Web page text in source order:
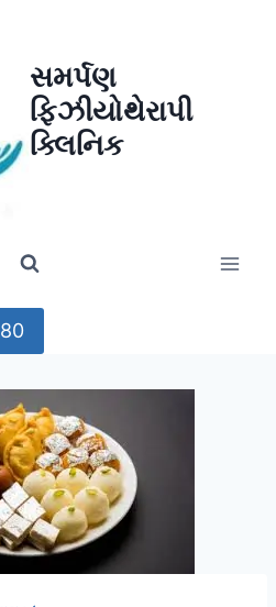
સમર્પણ
ફિઝીયોથેરાપી
ક્લિનિક